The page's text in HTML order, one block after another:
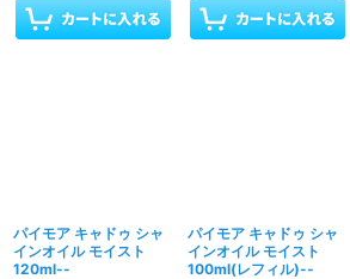
パイモア キャドゥ シャ
インオイル モイスト
120ml--
パイモア キャドゥ シャ
インオイル モイスト
100ml(レフィル)--